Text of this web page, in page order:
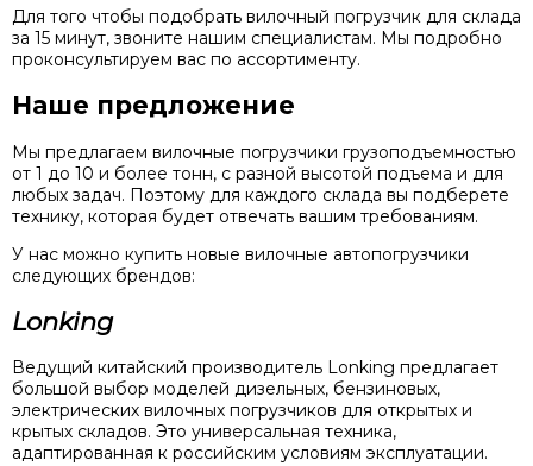
Для того чтобы подобрать вилочный погрузчик для склада
за 15 минут, звоните нашим специалистам. Мы подробно
проконсультируем вас по ассортименту.
Наше предложение
Мы предлагаем вилочные погрузчики грузоподъемностью
от 1 до 10 и более тонн, с разной высотой подъема и для
любых задач. Поэтому для каждого склада вы подберете
технику, которая будет отвечать вашим требованиям.
У нас можно купить новые вилочные автопогрузчики
следующих брендов:
Lonking
Ведущий китайский производитель Lonking предлагает
большой выбор моделей дизельных, бензиновых,
электрических вилочных погрузчиков для открытых и
крытых складов. Это универсальная техника,
адаптированная к российским условиям эксплуатации.